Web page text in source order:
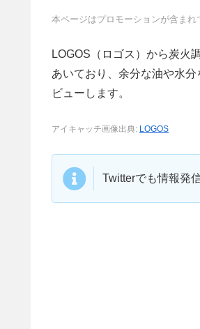
本ページはプロモーションが含まれ
LOGOS（ロゴス）から炭火
あいており、余分な油や水
ビューします。
アイキャッチ画像出典: LOGOS
Twitterでも情報発